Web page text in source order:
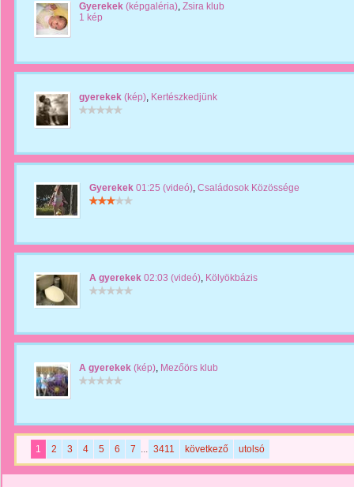
Gyerekek (képgaléria), Zsira klub
1 kép
gyerekek (kép), Kertészkedjünk
Gyerekek 01:25 (videó), Családosok Közössége
A gyerekek 02:03 (videó), Kölyökbázis
A gyerekek (kép), Mezőörs klub
1 2 3 4 5 6 7 ... 3411 következő utolsó